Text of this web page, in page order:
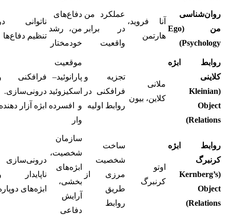
روان‌شناسی
من (Ego
Psychology)
آنا فروید،
هارتمن
عملکرد من
در برابر
واقعیت
دفاع‌های
من، رشد
خودمختار
ناتوانی
تنظیم دفاع‌ها
روابط ابژه
کلاینی
(Kleinian
Object
Relations)
ملانی
کلاین، بیون
تجزیه و
فرافکنی در
روابط اولیه
موقعیت
پارانوئید–
اسکیزوئید
و افسرده
وار
فرافکنی
درونی‌سازی.
ابژه آزار
روابط ابژه
کرنبرگ
(Kernberg’s
Object
Relations)
اوتو
کرنبرگ
ساخت
شخصیت
مرزی از
طریق
روابط
سازمان
شخصیت،
ابژه‌های
بخشی،
آرایش
دفاعی
درونی‌سازی
ناپایدار
ابژه‌های